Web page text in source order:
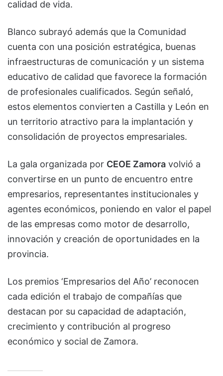
calidad de vida.
Blanco subrayó además que la Comunidad
cuenta con una posición estratégica, buenas
infraestructuras de comunicación y un sistema
educativo de calidad que favorece la formación
de profesionales cualificados. Según señaló,
estos elementos convierten a Castilla y León en
un territorio atractivo para la implantación y
consolidación de proyectos empresariales.
La gala organizada por CEOE Zamora volvió a
convertirse en un punto de encuentro entre
empresarios, representantes institucionales y
agentes económicos, poniendo en valor el papel
de las empresas como motor de desarrollo,
innovación y creación de oportunidades en la
provincia.
Los premios ‘Empresarios del Año’ reconocen
cada edición el trabajo de compañías que
destacan por su capacidad de adaptación,
crecimiento y contribución al progreso
económico y social de Zamora.